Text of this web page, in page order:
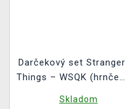
Darčekový set Stranger
Things – WSQK (hrnček,
Skladom